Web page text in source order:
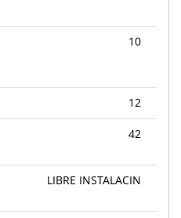
10
12
42
LIBRE INSTALACIN